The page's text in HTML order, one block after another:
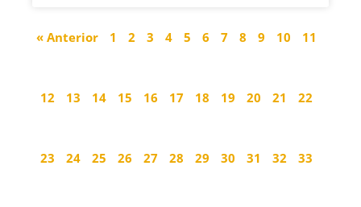
« Anterior 1 2 3 4 5 6 7 8 9 10 11
12 13 14 15 16 17 18 19 20 21 22
23 24 25 26 27 28 29 30 31 32 33